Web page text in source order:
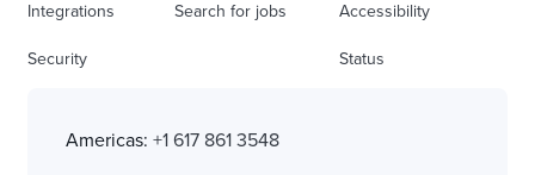
Integrations
Security
Search for jobs Accessibility
Status
Americas: +1 617 861 3548